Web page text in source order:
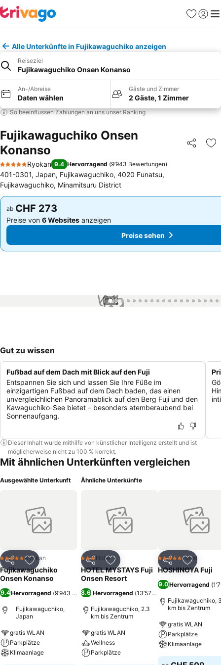
Favoriten
Alle Unterkünfte in Fujikawaguchiko anzeigen
Reiseziel
Fujikawaguchiko Onsen Konanso
An-/Abreise
Daten wählen
Gäste und Zimmer
2 Gäste, 1 Zimmer
So beeinflussen Zahlungen an uns unser Ranking
Fujikawaguchiko Onsen
Konanso
Teilen
5 Sterne
Ryokan 9.4 Hervorragend (9’943 Bewertungen)
401-0301, Japan, Fujikawaguchiko, 4020 Funatsu,
Fujikawaguchiko, Minamitsuru District
ab CHF 273
Preise von 6 Websitesanzeigen
Preise sehen
ab CHF 273
Preise von 6 Websites anzeigen
Preise sehen
1 / 99
Gut zu wissen
Fußbad auf dem Dach mit Blick auf den Fuji
Entspannen Sie sich und lassen Sie Ihre Füße im
einzigartigen Fußbad auf dem Dach baden, das einen
unvergleichlichen Panoramablick auf den Berg Fuji und den
Kawaguchiko-See bietet – besonders atemberaubend bei
Sonnenaufgang.
Dieser Inhalt wurde mithilfe von künstlicher Intelligenz erstellt und ist
möglicherweise nicht zu 100 % korrekt.
Mit ähnlichen Unterkünften vergleichen
Ausgewählte Unterkunft
Teilen Zu Favoriten hinzufügen
5 Sterne Ryokan
Fujikawaguchiko
Onsen Konanso
9.4Hervorragend (9’943 Bewertungen)
Fujikawaguchiko,
Japan
gratis WLAN
Parkplätze
Klimaanlage
Ähnliche Unterkünfte
Teilen Zu Favoriten hinzufügen
3 SterneHotel
HOTEL MYSTAYS Fuji
Onsen Resort
8.6 Hervorragend (13’579 Bewertungen
Fujikawaguchiko, 2.3
km bis Zentrum
gratis WLAN
Wellness
Parkplätze
Teilen Zu
5 Sterne Hotel
HOSHINOYA Fuji
9.0Hervorragend (
Fujikawaguchiko,
km bis Zentrum
gratis WLAN
Parkplätze
Klimaanlage